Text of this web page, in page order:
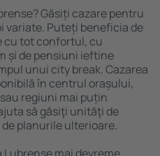
Găsiți cazare pentru
variate. Puteți beneficia de
cu tot confortul, cu
și de pensiuni ieftine
unui city break. Cazarea
în centrul orașului,
regiuni mai puțin
să găsiţi unităţi de
planurile ulterioare.